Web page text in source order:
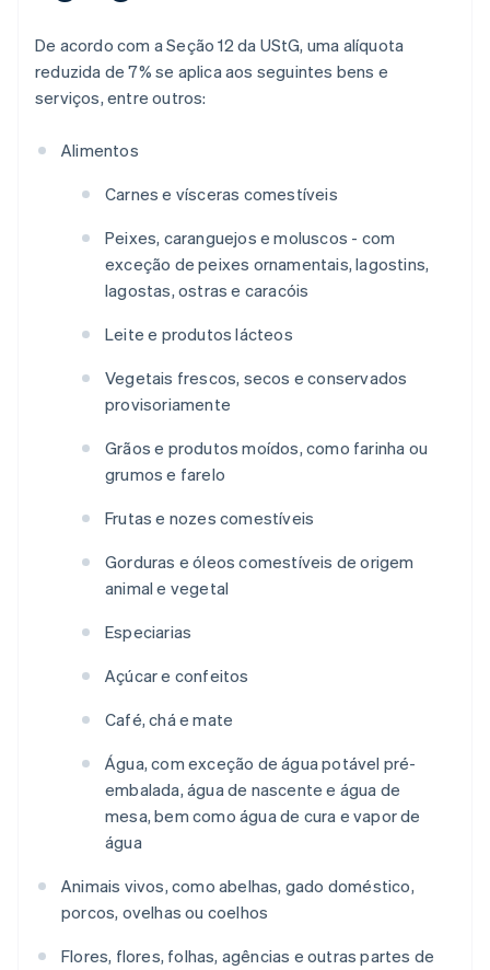
De acordo com a Seção 12 da UStG, uma alíquota
reduzida de 7% se aplica aos seguintes bens e
serviços, entre outros:
Alimentos
Carnes e vísceras comestíveis
Peixes, caranguejos e moluscos - com
exceção de peixes ornamentais, lagostins,
lagostas, ostras e caracóis
Leite e produtos lácteos
Vegetais frescos, secos e conservados
provisoriamente
Grãos e produtos moídos, como farinha ou
grumos e farelo
Frutas e nozes comestíveis
Gorduras e óleos comestíveis de origem
animal e vegetal
Especiarias
Açúcar e confeitos
Café, chá e mate
Água, com exceção de água potável pré-
embalada, água de nascente e água de
mesa, bem como água de cura e vapor de
água
Animais vivos, como abelhas, gado doméstico,
porcos, ovelhas ou coelhos
Flores, flores, folhas, agências e outras partes de